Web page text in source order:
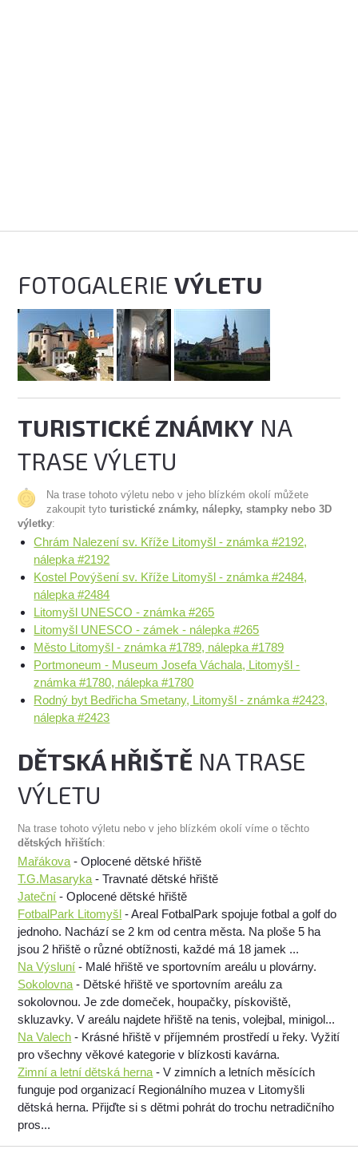
FOTOGALERIEVÝLETU
TURISTICKÉ ZNÁMKY NA
TRASE VÝLETU
Na trase tohoto výletu nebo v jeho blízkém okolí můžete
zakoupit tytoturistické známky, nálepky, stampky nebo 3D
výletky:
Chrám Nalezení sv. Kříže Litomyšl - známka #2192,
nálepka #2192
Kostel Povýšení sv. Kříže Litomyšl - známka #2484,
nálepka #2484
Litomyšl UNESCO - známka #265
Litomyšl UNESCO - zámek - nálepka #265
Město Litomyšl - známka #1789, nálepka #1789
Portmoneum - Museum Josefa Váchala, Litomyšl -
známka #1780, nálepka #1780
Rodný byt Bedřicha Smetany, Litomyšl - známka #2423,
nálepka #2423
DĚTSKÁ HŘIŠTĚ NA TRASE
VÝLETU
Na trase tohoto výletu nebo v jeho blízkém okolí víme o těchto
dětských hřištích:
Mařákova - Oplocené dětské hřiště
T.G.Masaryka - Travnaté dětské hřiště
Jateční - Oplocené dětské hřiště
FotbalPark Litomyšl - Areal FotbalPark spojuje fotbal a golf do
jednoho. Nachází se 2 km od centra města. Na ploše 5 ha
jsou 2 hřiště o různé obtížnosti, každé má 18 jamek ...
Na Výsluní - Malé hřiště ve sportovním areálu u plovárny.
Sokolovna - Dětské hřiště ve sportovním areálu za
sokolovnou. Je zde domeček, houpačky, pískoviště,
skluzavky. V areálu najdete hřiště na tenis, volejbal, minigol...
Na Valech - Krásné hřiště v příjemném prostředí u řeky. Vyžití
pro všechny věkové kategorie v blízkosti kavárna.
Zimní a letní dětská herna - V zimních a letních měsících
funguje pod organizací Regionálního muzea v Litomyšli
dětská herna. Přijďte si s dětmi pohrát do trochu netradičního
pros...